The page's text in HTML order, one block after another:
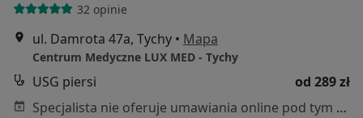
32 opinie
ul. Damrota 47a, Tychy • Mapa
Centrum Medyczne LUX MED - Tychy
USG piersi
od 289 zł
Specjalista nie oferuje umawiania online pod tym adresem.